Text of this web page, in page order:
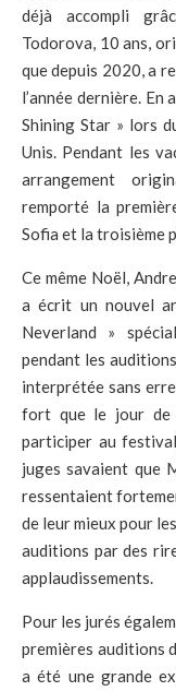
déjà accompli
Todorova, 10 ans,
que depuis 2020, a
l’année dernière.
Shining Star » lors
Unis. Pendant les
arrangement
remporté la
Sofia et la troisième
Ce même Noël,
a écrit un nouvel
Neverland »
pendant les
interprétée sans
fort que le jour de
participer au
juges savaient que
ressentaient
de leur mieux pour
auditions par des
applaudissements.
Pour les jurés
premières auditions
a été une grande